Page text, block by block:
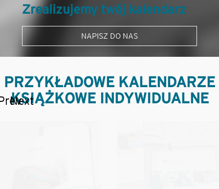
Zrealizujemy twój kalendarz
NAPISZ DO NAS
PRZYKŁADOWE KALENDARZE
KSIĄŻKOWE INDYWIDUALNE
Next